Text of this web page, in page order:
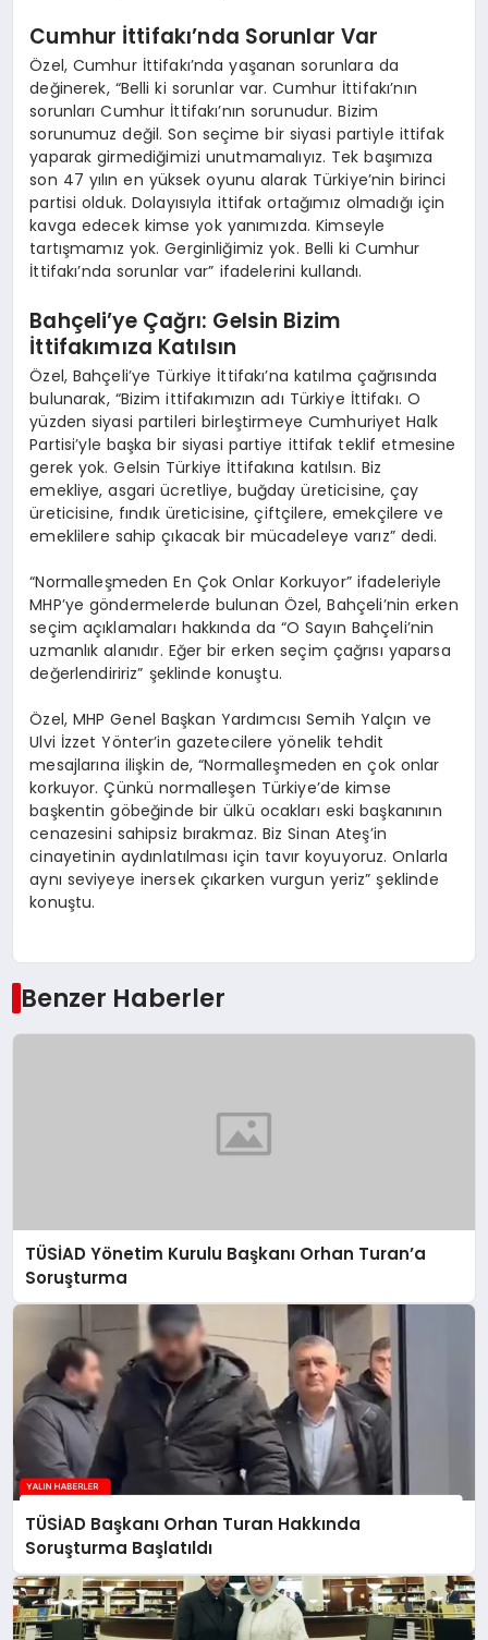
Cumhur İttifakı’nda Sorunlar Var
Özel, Cumhur İttifakı’nda yaşanan sorunlara da
değinerek, “Belli ki sorunlar var. Cumhur İttifakı’nın
sorunları Cumhur İttifakı’nın sorunudur. Bizim
sorunumuz değil. Son seçime bir siyasi partiyle ittifak
yaparak girmediğimizi unutmamalıyız. Tek başımıza
son 47 yılın en yüksek oyunu alarak Türkiye’nin birinci
partisi olduk. Dolayısıyla ittifak ortağımız olmadığı için
kavga edecek kimse yok yanımızda. Kimseyle
tartışmamız yok. Gerginliğimiz yok. Belli ki Cumhur
İttifakı’nda sorunlar var” ifadelerini kullandı.
Bahçeli’ye Çağrı: Gelsin Bizim
İttifakımıza Katılsın
Özel, Bahçeli’ye Türkiye İttifakı’na katılma çağrısında
bulunarak, “Bizim ittifakımızın adı Türkiye İttifakı. O
yüzden siyasi partileri birleştirmeye Cumhuriyet Halk
Partisi’yle başka bir siyasi partiye ittifak teklif etmesine
gerek yok. Gelsin Türkiye İttifakına katılsın. Biz
emekliye, asgari ücretliye, buğday üreticisine, çay
üreticisine, fındık üreticisine, çiftçilere, emekçilere ve
emeklilere sahip çıkacak bir mücadeleye varız” dedi.
“Normalleşmeden En Çok Onlar Korkuyor” ifadeleriyle
MHP’ye göndermelerde bulunan Özel, Bahçeli’nin erken
seçim açıklamaları hakkında da “O Sayın Bahçeli’nin
uzmanlık alanıdır. Eğer bir erken seçim çağrısı yaparsa
değerlendiririz” şeklinde konuştu.
Özel, MHP Genel Başkan Yardımcısı Semih Yalçın ve
Ulvi İzzet Yönter’in gazetecilere yönelik tehdit
mesajlarına ilişkin de, “Normalleşmeden en çok onlar
korkuyor. Çünkü normalleşen Türkiye’de kimse
başkentin göbeğinde bir ülkü ocakları eski başkanının
cenazesini sahipsiz bırakmaz. Biz Sinan Ateş’in
cinayetinin aydınlatılması için tavır koyuyoruz. Onlarla
aynı seviyeye inersek çıkarken vurgun yeriz” şeklinde
konuştu.
Benzer Haberler
TÜSİAD Yönetim Kurulu Başkanı Orhan Turan’a
Soruşturma
TÜSİAD Başkanı Orhan Turan Hakkında
Soruşturma Başlatıldı